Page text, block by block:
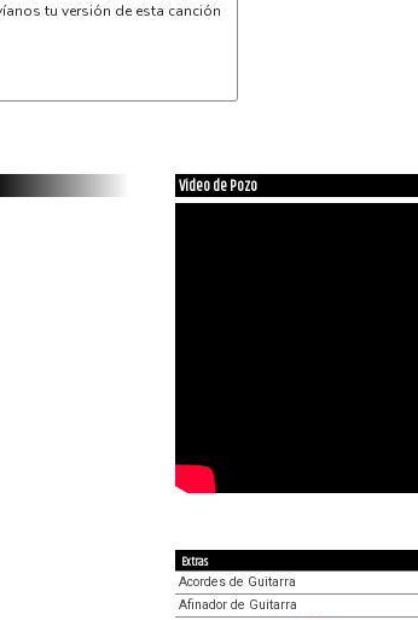
tu versión de esta canción
Video de Pozo
Extras
Acordes de Guitarra
Afinador de Guitarra